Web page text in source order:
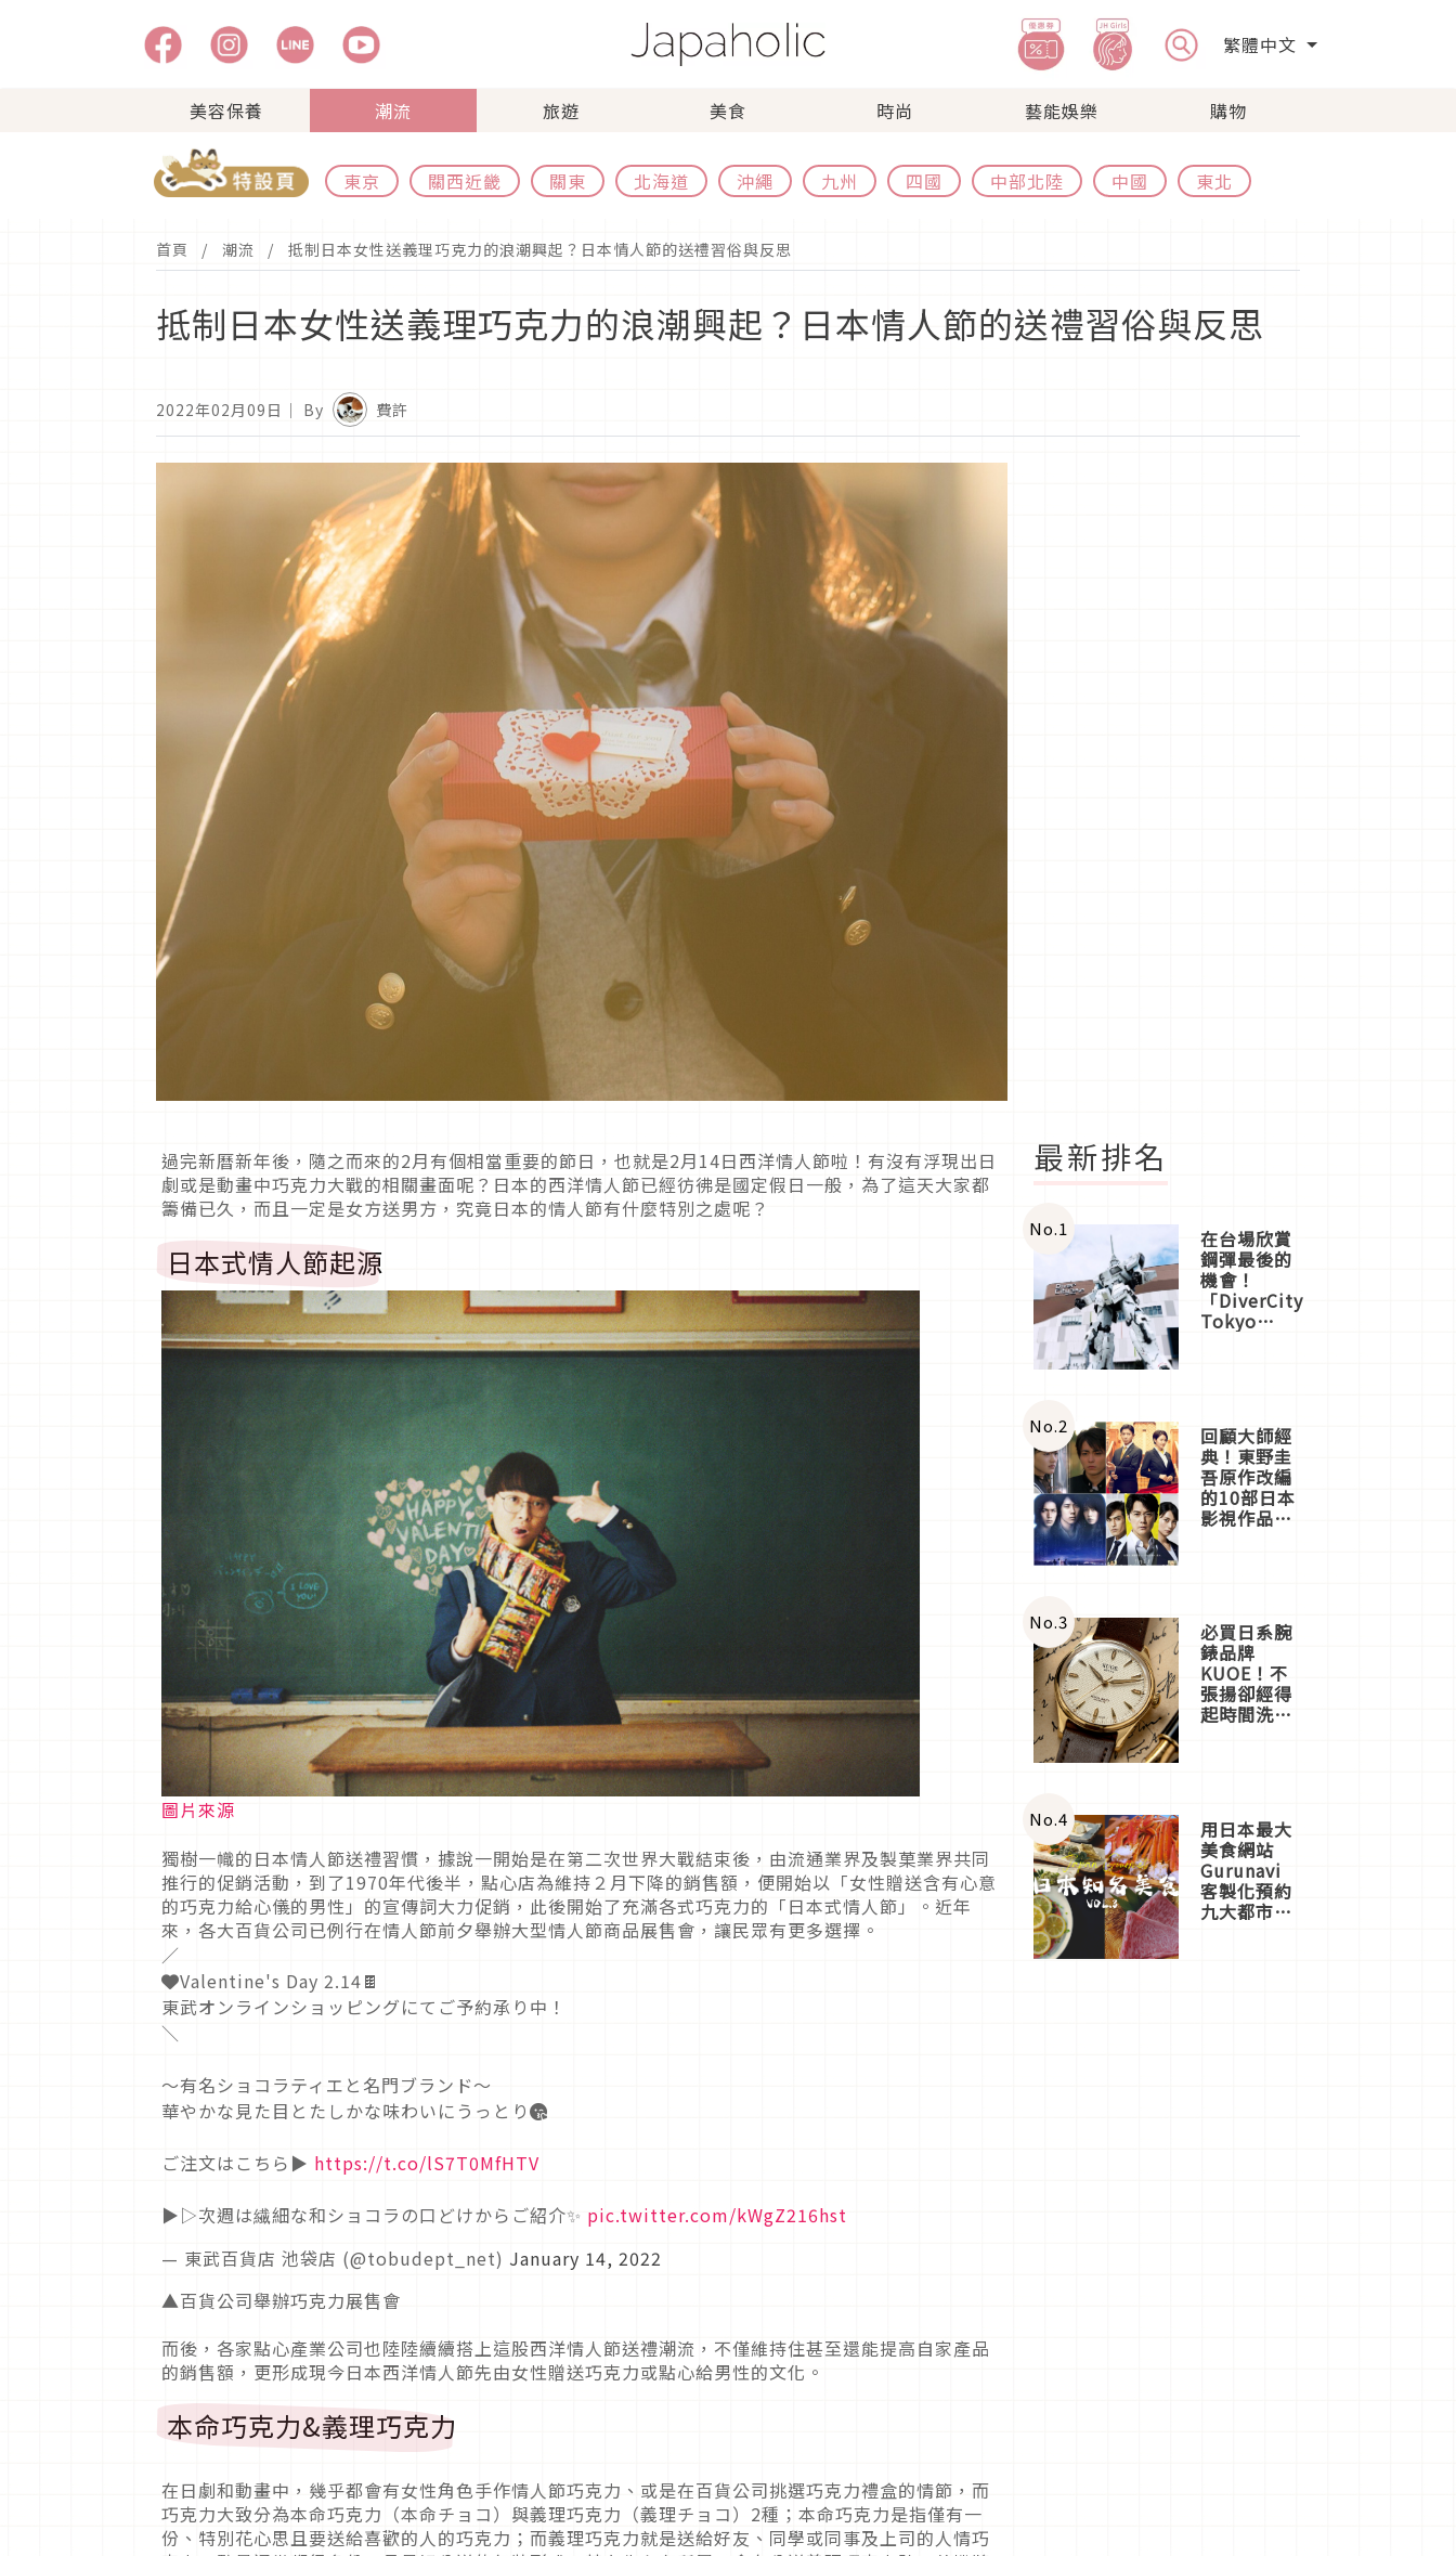
繁體中文
美容保養 潮流 旅遊 美食 時尚 藝能娛樂 購物
東京 關西近畿 關東 北海道 沖繩 九州 四國 中部北陸 中國 東北
首頁 潮流 抵制日本女性送義理巧克力的浪潮興起？日本情人節的送禮習俗與反思
抵制日本女性送義理巧克力的浪潮興起？日本情人節的送禮習俗與反思
2022年02月09日 ｜ By 費許
過完新曆新年後，隨之而來的2月有個相當重要的節日，也就是2月14日西洋情人節啦！有沒有浮現出日
劇或是動畫中巧克力大戰的相關畫面呢？日本的西洋情人節已經彷彿是國定假日一般，為了這天大家都
籌備已久，而且一定是女方送男方，究竟日本的情人節有什麼特別之處呢？
日本式情人節起源
圖片來源
獨樹一幟的日本情人節送禮習慣，據說一開始是在第二次世界大戰結束後，由流通業界及製菓業界共同
推行的促銷活動，到了1970年代後半，點心店為維持２月下降的銷售額，便開始以「女性贈送含有心意
的巧克力給心儀的男性」的宣傳詞大力促銷，此後開始了充滿各式巧克力的「日本式情人節」。近年
來，各大百貨公司已例行在情人節前夕舉辦大型情人節商品展售會，讓民眾有更多選擇。
／
❤️Valentine's Day 2.14🍫
東武オンラインショッピングにてご予約承り中！
＼
～有名ショコラティエと名門ブランド～
華やかな見た目とたしかな味わいにうっとり😘
ご注文はこちら▶ https://t.co/lS7T0MfHTV
▶▷次週は繊細な和ショコラの口どけからご紹介✨ pic.twitter.com/kWgZ216hst
— 東武百貨店 池袋店 (@tobudept_net) January 14, 2022
▲百貨公司舉辦巧克力展售會
而後，各家點心產業公司也陸陸續續搭上這股西洋情人節送禮潮流，不僅維持住甚至還能提高自家產品
的銷售額，更形成現今日本西洋情人節先由女性贈送巧克力或點心給男性的文化。
本命巧克力&義理巧克力
在日劇和動畫中，幾乎都會有女性角色手作情人節巧克力、或是在百貨公司挑選巧克力禮盒的情節，而
巧克力大致分為本命巧克力（本命チョコ）與義理巧克力（義理チョコ）2種；本命巧克力是指僅有一
份、特別花心思且要送給喜歡的人的巧克力；而義理巧克力就是送給好友、同學或同事及上司的人情巧
最新排名
No.1 在台場欣賞
鋼彈最後的
機會！
「DiverCity
Tokyo
體驗
No.2 回顧大師經
典！東野圭
吾原作改編
的10部日本
影視作品推
No.3 必買日系腕
錶品牌
KUOE！不
張揚卻經得
起時間洗鍊
No.4 用日本最大
美食網站
Gurunavi
客製化預約
九大都市餐